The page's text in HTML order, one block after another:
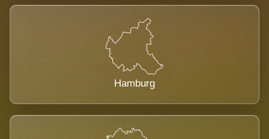
Hamburg